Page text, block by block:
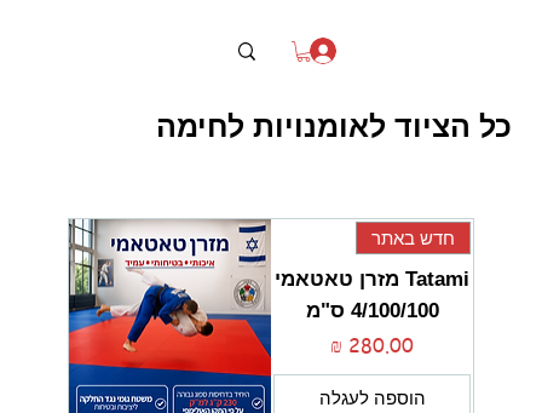
כל הציוד לאומנויות לחימה
חדש באתר
Tatami מזרן טאטאמי
4/100/100 ס"מ
מחיר
הוספה לעגלה